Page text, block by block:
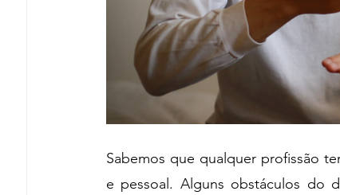
Sabemos que qualquer profissão
e pessoal. Alguns obstáculos do